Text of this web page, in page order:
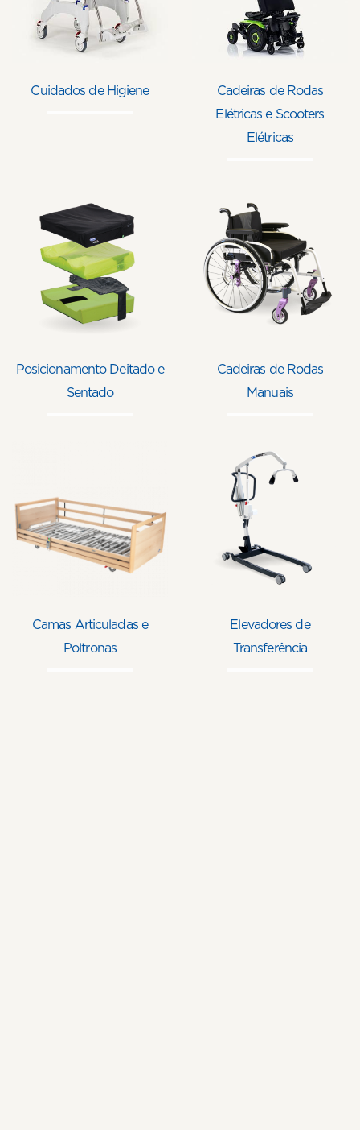
Cuidados de Higiene
Cadeiras de Rodas
Elétricas e Scooters
Elétricas
Posicionamento Deitado e
Sentado
Cadeiras de Rodas
Manuais
Camas Articuladas e
Poltronas
Elevadores de
Transferência